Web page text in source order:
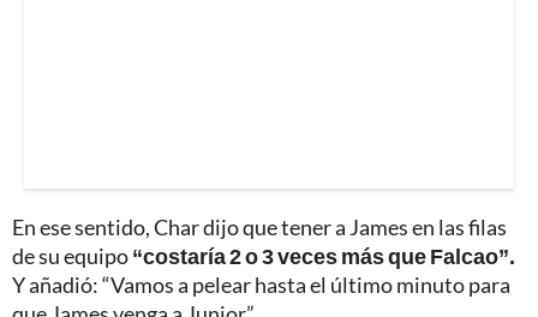
En ese sentido, Char dijo que tener a James en las filas
de su equipo“costaría 2 o 3 veces más que Falcao”.
Y añadió: “Vamos a pelear hasta el último minuto para